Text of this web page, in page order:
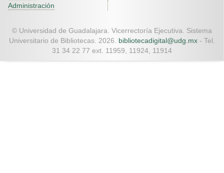
Administración
© Universidad de Guadalajara. Vicerrectoría Ejecutiva. Sistema
Universitario de Bibliotecas. 2026. bibliotecadigital@udg.mx - Tel.
31 34 22 77 ext. 11959, 11924, 11914